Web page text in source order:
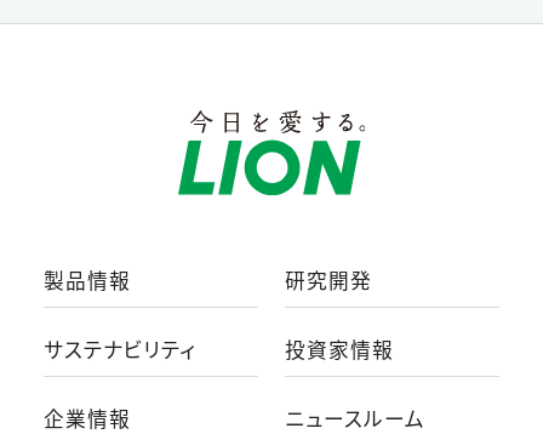
製品情報 研究開発
サステナビリティ 投資家情報
企業情報 ニュースルーム